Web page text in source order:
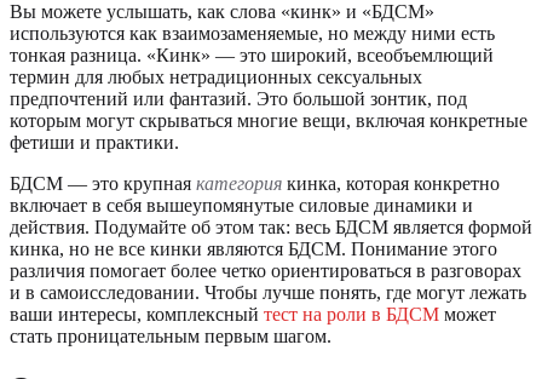
Вы можете услышать, как слова «кинк» и «БДСМ»
используются как взаимозаменяемые, но между ними есть
тонкая разница. «Кинк» — это широкий, всеобъемлющий
термин для любых нетрадиционных сексуальных
предпочтений или фантазий. Это большой зонтик, под
которым могут скрываться многие вещи, включая конкретные
фетиши и практики.
БДСМ — это крупная категория кинка, которая конкретно
включает в себя вышеупомянутые силовые динамики и
действия. Подумайте об этом так: весь БДСМ является формой
кинка, но не все кинки являются БДСМ. Понимание этого
различия помогает более четко ориентироваться в разговорах
и в самоисследовании. Чтобы лучше понять, где могут лежать
ваши интересы, комплексный тест на роли в БДСМ может
стать проницательным первым шагом.